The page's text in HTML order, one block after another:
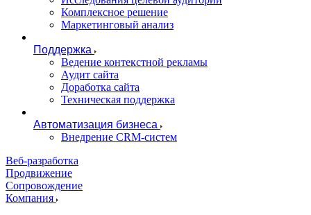
Комплексное решение
Маркетинговый анализ
Поддержка
Ведение контекстной рекламы
Аудит сайта
Доработка сайта
Техническая поддержка
Автоматизация бизнеса
Внедрение CRM-систем
Веб-разработка
Продвижение
Сопровождение
Компания